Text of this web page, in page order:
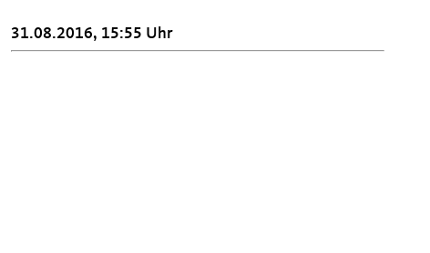
31.08.2016, 15:55 Uhr